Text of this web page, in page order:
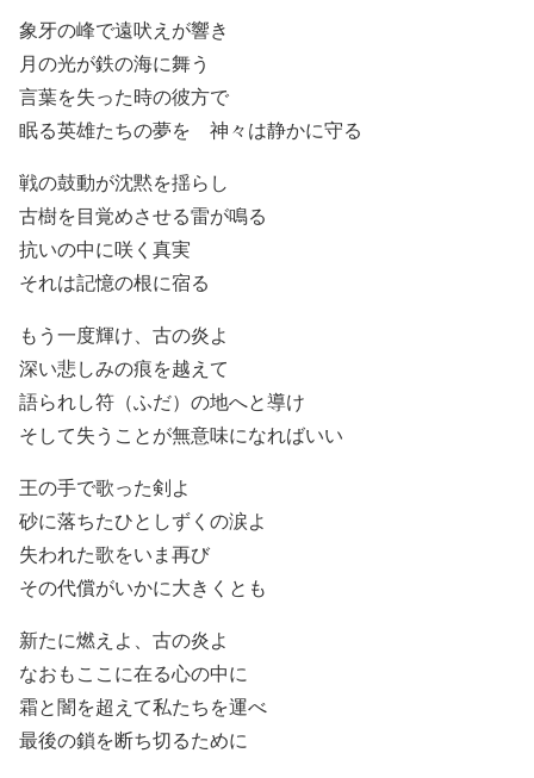
象牙の峰で遠吠えが響き
月の光が鉄の海に舞う
言葉を失った時の彼方で
眠る英雄たちの夢を 神々は静かに守る
戦の鼓動が沈黙を揺らし
古樹を目覚めさせる雷が鳴る
抗いの中に咲く真実
それは記憶の根に宿る
もう一度輝け、古の炎よ
深い悲しみの痕を越えて
語られし符（ふだ）の地へと導け
そして失うことが無意味になればいい
王の手で歌った剣よ
砂に落ちたひとしずくの涙よ
失われた歌をいま再び
その代償がいかに大きくとも
新たに燃えよ、古の炎よ
なおもここに在る心の中に
霜と闇を超えて私たちを運べ
最後の鎖を断ち切るために